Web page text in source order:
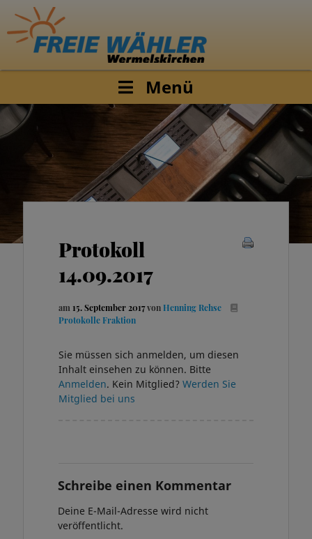
Menü
Protokoll
14.09.2017
am 15. September 2017von Henning Rehse
Protokolle Fraktion
Sie müssen sich anmelden, um diesen
Inhalt einsehen zu können. Bitte
Anmelden. Kein Mitglied? Werden Sie
Mitglied bei uns
Schreibe einen Kommentar
Deine E-Mail-Adresse wird nicht
veröffentlicht.